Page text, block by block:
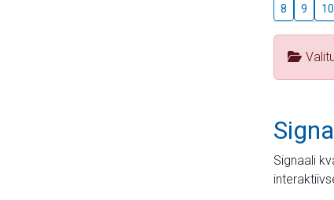
8 9 10
Signaali